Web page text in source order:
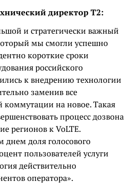
директор Т2:
и стратегически важный
мы смогли успешно
короткие сроки
российского
к внедрению технологии
заменив все
коммутации на новое. Такая
процесс дозвона
регионов к VoLTE.
доля голосового
пользователей услуги
действительно
оператора».